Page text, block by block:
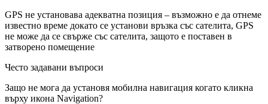
GPS не установава адекватна позиция – възможно е да отнеме
известно време докато се установи връзка със сателита, GPS
не може да се свърже със сателита, защото е поставен в
затворено помещение
Често задавани въпроси
Защо не мога да установя мобилна навигация когато кликна
върху икона Navigation?